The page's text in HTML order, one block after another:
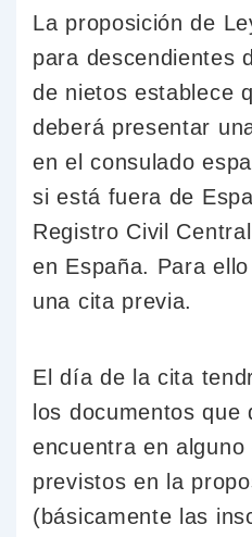
La proposición de
para descendientes
de nietos establece
deberá presentar
en el consulado
si está fuera de
Registro Civil
en España. Para
una cita previa.
El día de la cita
los documentos
encuentra en
previstos en la
(básicamente las